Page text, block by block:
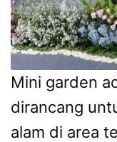
Mini garden
dirancang
alam di area